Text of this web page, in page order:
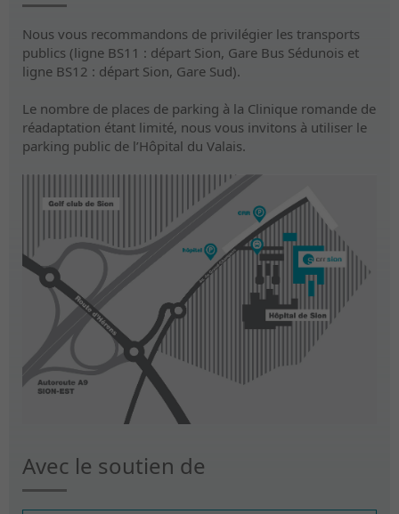
Nous vous recommandons de privilégier les transports
publics (ligne BS11 : départ Sion, Gare Bus Sédunois et
ligne BS12 : départ Sion, Gare Sud).
Le nombre de places de parking à la Clinique romande de
réadaptation étant limité, nous vous invitons à utiliser le
parking public de l’Hôpital du Valais.
Avec le soutien de